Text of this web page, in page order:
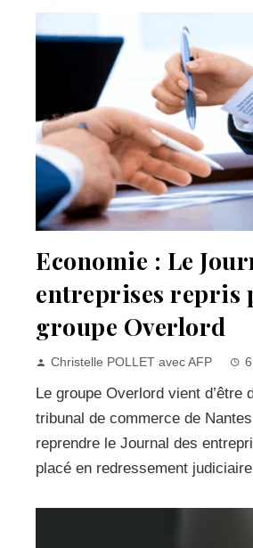
Economie : Le
entreprises repris
groupe Overlord
Christelle POLLET avec AFP
Le groupe Overlord vient d’être
tribunal de commerce de
reprendre le Journal des
placé en redressement